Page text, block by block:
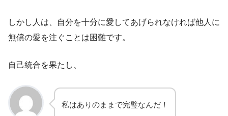
しかし人は、自分を十分に愛してあげられなければ他人に
無償の愛を注ぐことは困難です。
自己統合を果たし、
私はありのままで完璧なんだ！